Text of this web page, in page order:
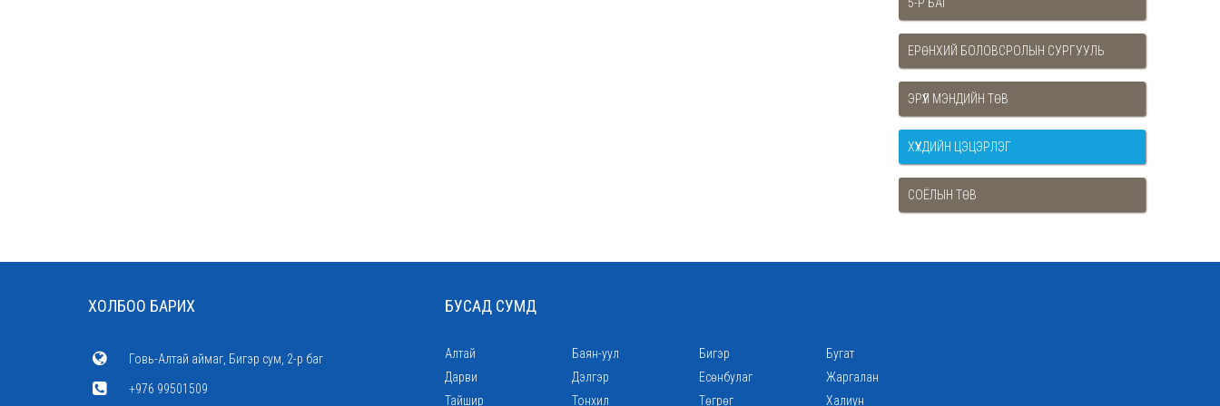
ЕРӨНХИЙ БОЛОВСРОЛЫН СУРГУУЛЬ
ЭРҮҮЛ МЭНДИЙН ТӨВ
ХҮҮХДИЙН ЦЭЦЭРЛЭГ
СОЁЛЫН ТӨВ
ХОЛБОО БАРИХ
Говь-Алтай аймаг, Бигэр сум, 2-р баг
+976 99501509
БУСАД СУМД
Алтай Баян-уул Бигэр
Бугат
Дарви
Дэлгэр Есөнбулаг
Жаргалан
Тайшир
Тонхил Төгрөг Халиун